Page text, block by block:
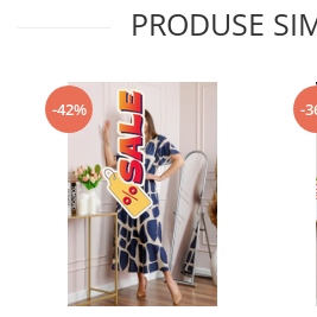
PRODUSE
-42% -